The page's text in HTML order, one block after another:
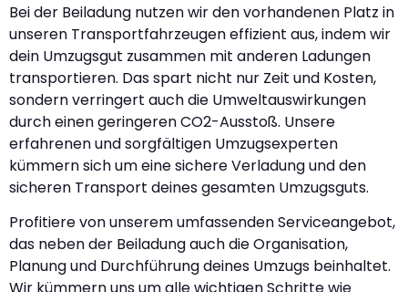
Bei der Beiladung nutzen wir den vorhandenen Platz in
unseren Transportfahrzeugen effizient aus, indem wir
dein Umzugsgut zusammen mit anderen Ladungen
transportieren. Das spart nicht nur Zeit und Kosten,
sondern verringert auch die Umweltauswirkungen
durch einen geringeren CO2-Ausstoß. Unsere
erfahrenen und sorgfältigen Umzugsexperten
kümmern sich um eine sichere Verladung und den
sicheren Transport deines gesamten Umzugsguts.
Profitiere von unserem umfassenden Serviceangebot,
das neben der Beiladung auch die Organisation,
Planung und Durchführung deines Umzugs beinhaltet.